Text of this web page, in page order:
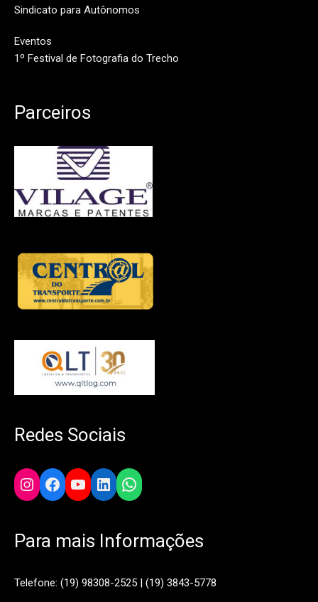
Sindicato para Autônomos
Eventos
1º Festival de Fotografia do Trecho
Parceiros
Redes Sociais
Instagram
Facebook
YouTube
LinkedIn
WhatsApp
Para mais Informações
Telefone: (19) 98308-2525 | (19) 3843-5778